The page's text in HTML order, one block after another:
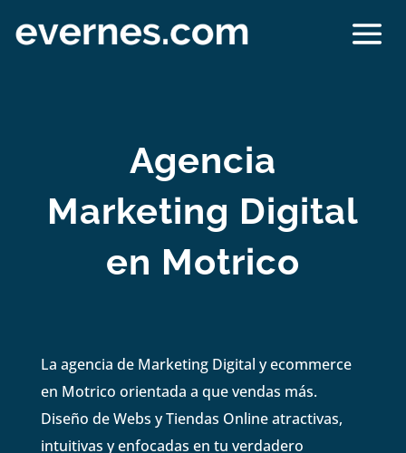
Agencia
Marketing Digital
en Motrico
La agencia de Marketing Digital y ecommerce
en Motrico orientada a que vendas más.
Diseño de Webs y Tiendas Online atractivas,
intuitivas y enfocadas en tu verdadero